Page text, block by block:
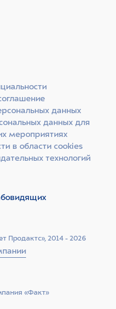
Продактс», 2014 - 2026
данных
данных для
мероприятиях
в области cookies
технологий
«Факт»